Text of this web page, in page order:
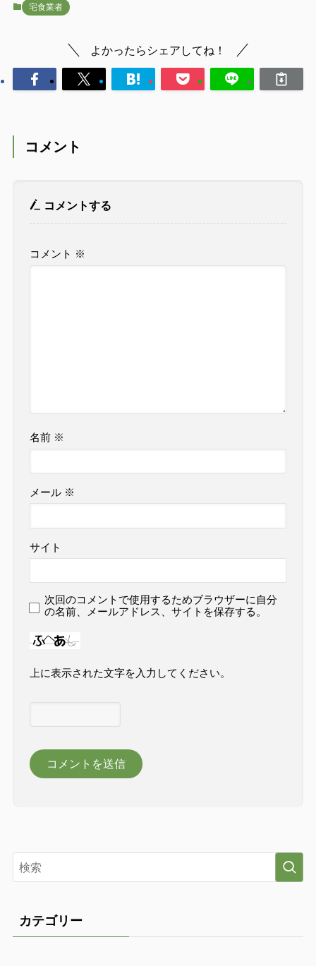
宅食業者
よかったらシェアしてね！
コメント
コメントする
コメント ※
名前 ※
メール ※
サイト
次回のコメントで使用するためブラウザーに自分
の名前、メールアドレス、サイトを保存する。
上に表示された文字を入力してください。
カテゴリー